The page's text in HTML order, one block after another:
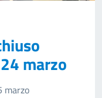
marzo
marzo